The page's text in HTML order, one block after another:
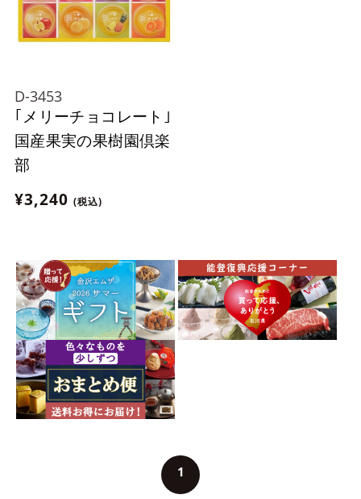
D-3453
｢メリーチョコレート｣
国産果実の果樹園倶楽
部
¥3,240 (税込)
1